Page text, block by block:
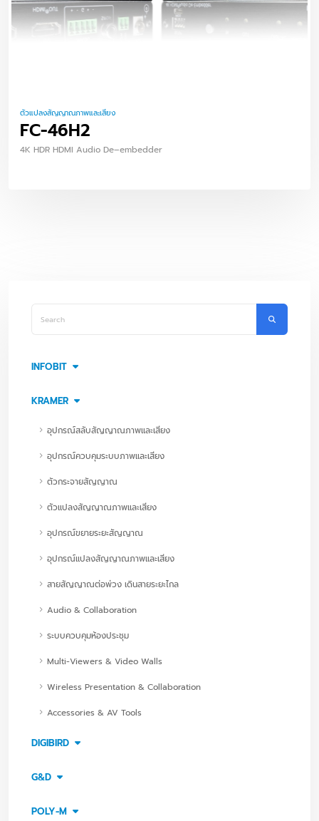
INFOBIT
KRAMER
อุปกรณ์สลับสัญญาณภาพและเสียง
อุปกรณ์ควบคุมระบบภาพและเสียง
ตัวกระจายสัญญาณ
ตัวแปลงสัญญาณภาพและเสียง
อุปกรณ์ขยายระยะสัญญาณ
อุปกรณ์แปลงสัญญาณภาพและเสียง
สายสัญญาณต่อพ่วง เดินสายระยะไกล
Audio & Collaboration
ระบบควบคุมห้องประชุม
Multi-Viewers & Video Walls
Wireless Presentation & Collaboration
Accessories & AV Tools
DIGIBIRD
G&D
POLY-M
ตัวแปลงสัญญาณภาพและเสียง
FC-46H2
4K HDR HDMI Audio De–embedder